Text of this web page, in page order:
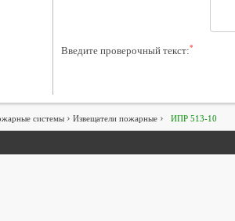
Введите проверочный текст:*
системы › Извещатели пожарные › ИПР 513-10